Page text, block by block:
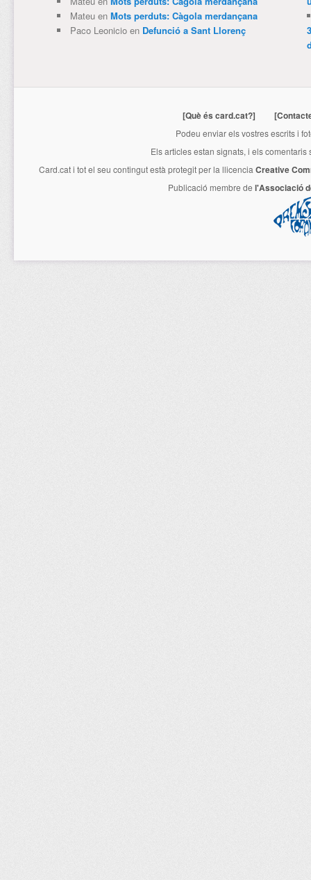
Mateuen Mots perduts: Càgola merdançana
Paco Leonicioen Defunció a Sant Llorenç
[Què és card.cat?]
Podeu enviar els vostres escrits i
Els articles estan signats, i els
Card.cati tot el seu contingut està protegit per la llicencia Creative
Publicació membre de l'Associació